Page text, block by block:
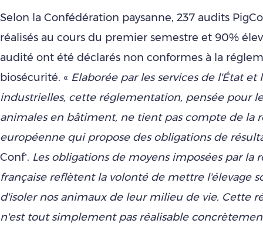
Selon la Confédération paysanne, 237 audits
réalisés au cours du premier semestre et 90%
audité ont été déclarés non conformes à la
biosécurité. « Elaborée par les services de l'État et
industrielles, cette réglementation, pensée pour
animales en bâtiment, ne tient pas compte de la
européenne qui propose des obligations de
Conf’. Les obligations de moyens imposées par la
française reflètent la volonté de mettre l'élevage
d'isoler nos animaux de leur milieu de vie. Cette
n'est tout simplement pas réalisable